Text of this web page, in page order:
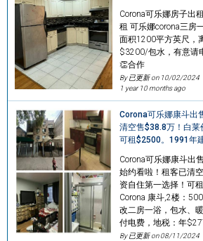
Corona可乐娜房子出
租 可乐娜corona三房
面积1200平方英尺，
$3200/包水，有意请
👏合作
By 已更新 on 10/02/2024
1 year 10 months ago
Corona可乐娜康斗出
清空售$38.8万！白莱
可租$2500。1991年
Corona可乐娜康斗出
始约看啦！租客已清
资自住第一选择！可
Corona 康斗,2楼：
改二房一浴，包水、
付电费，地税：年
By 已更新 on08/11/2024